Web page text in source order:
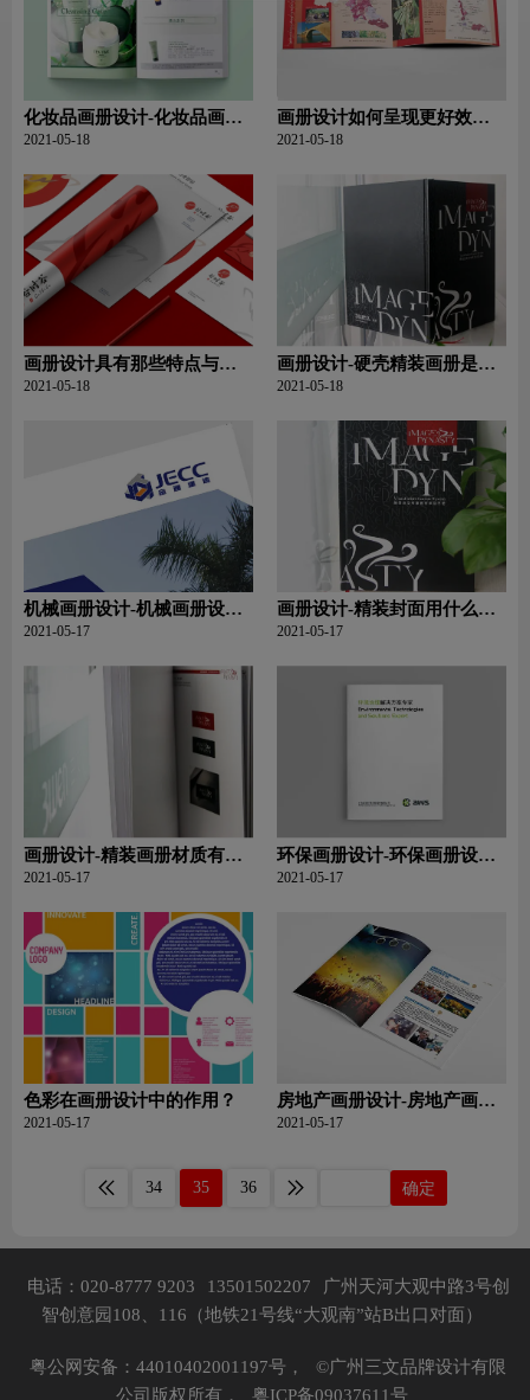
化妆品画册设计-化妆品画册
设计如何保证可读性？有哪
2021-05-18
画册设计如何呈现更好效
果？
2021-05-18
画册设计具有那些特点与特
性？基本步骤？
2021-05-18
画册设计-硬壳精装画册是用
什么材质？
2021-05-18
机械画册设计-机械画册设计
的特点和注意事项
2021-05-17
画册设计-精装封面用什么材
质？
2021-05-17
画册设计-精装画册材质有哪
些？
2021-05-17
环保画册设计-环保画册设计
怎样才算做好？
2021-05-17
色彩在画册设计中的作用？
2021-05-17
房地产画册设计-房地产画册
设计具有哪些特点？
2021-05-17
34 35 36 确定
电话：020-8777 9203 13501502207
广州天河大观中路3号创
智创意园108、116（地铁21号线“大观南”站B出口对面）
粤公网安备：44010402001197号，
©广州三文品牌设计有限
公司版权所有，
粤ICP备09037611号